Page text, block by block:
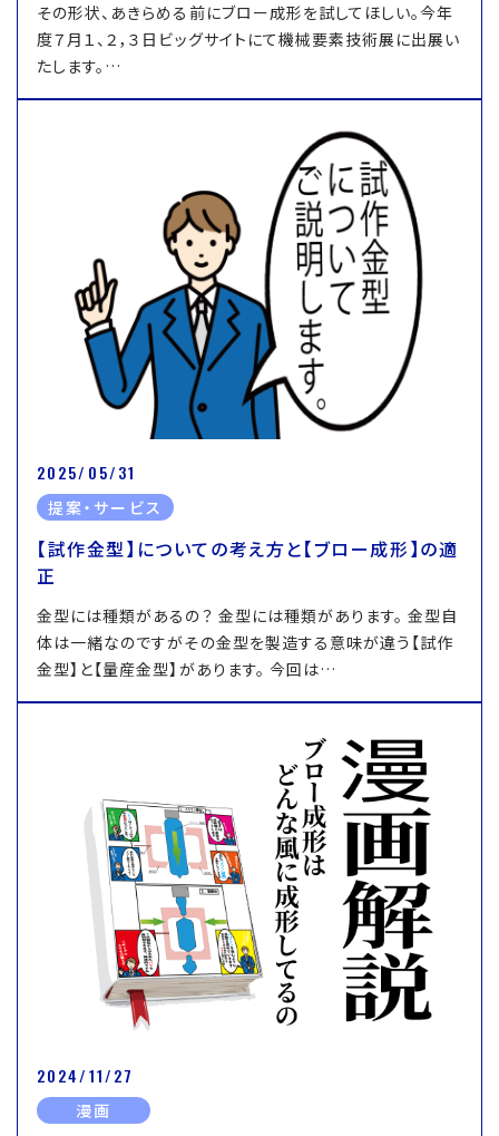
その形状、あきらめる前にブロー成形を試してほしい。今年
度７月１、２，３日ビッグサイトにて機械要素技術展に出展い
たします。…
2025/05/31
提案・サービス
【試作金型】についての考え方と【ブロー成形】の適
正
金型には種類があるの？ 金型には種類があります。 金型自
体は一緒なのですがその金型を製造する意味が違う【試作
金型】と【量産金型】があります。 今回は…
2024/11/27
漫画